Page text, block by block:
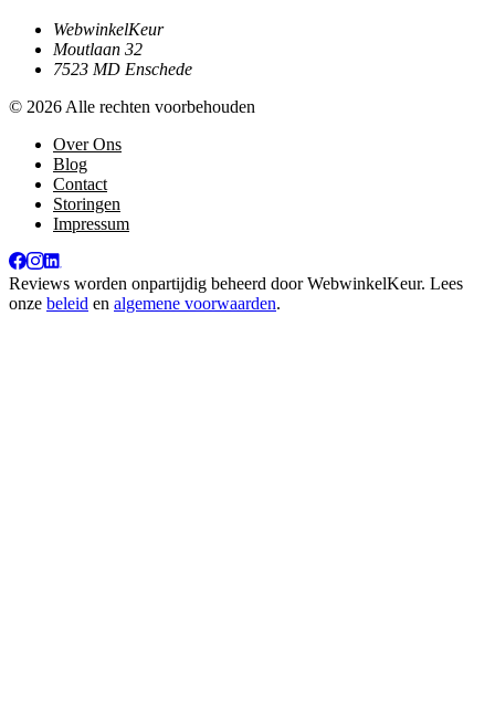
WebwinkelKeur
Moutlaan 32
7523 MD Enschede
© 2026 Alle rechten voorbehouden
Over Ons
Blog
Contact
Storingen
Impressum
Reviews worden onpartijdig beheerd doorWebwinkelKeur. Lees
onze beleid en algemene voorwaarden.